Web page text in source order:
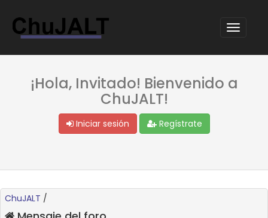
¡Hola, Invitado! Bienvenido a
ChuJALT!
Iniciar sesión Regístrate
ChuJALT /